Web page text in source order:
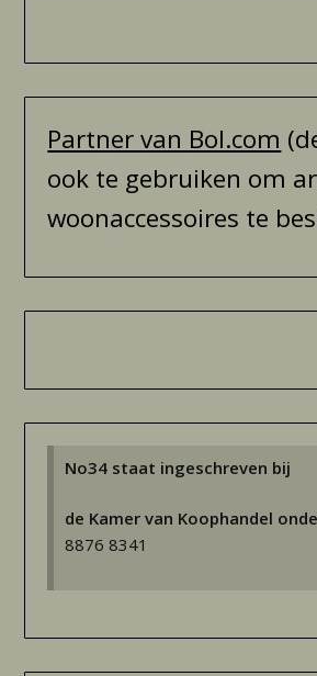
Partner van Bol.com
ook te gebruiken om
woonaccessoires te
No34 staat ingeschreven bij
de Kamer van Koophandel
8876 8341